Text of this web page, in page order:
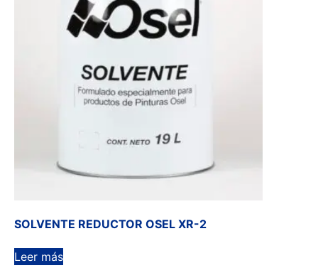
SOLVENTE REDUCTOR OSEL XR-2
Leer más